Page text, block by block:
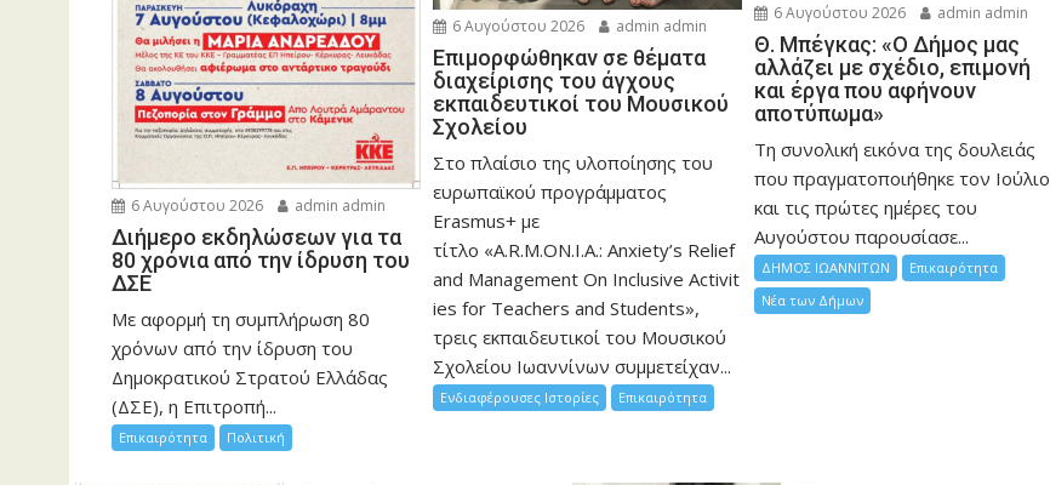
6 Αυγούστου 2026 admin admin
Διήμερο εκδηλώσεων για τα
80 χρόνια από την ίδρυση του
ΔΣΕ
Με αφορμή τη συμπλήρωση 80
χρόνων από την ίδρυση του
Δημοκρατικού Στρατού Ελλάδας
(ΔΣΕ), η Επιτροπή...
Επικαιρότητα Πολιτική
6 Αυγούστου 2026 admin admin
Eπιμορφώθηκαν σε θέματα
διαχείρισης του άγχους
εκπαιδευτικοί του Μουσικού
Σχολείου
Στο πλαίσιο της υλοποίησης του
ευρωπαϊκού προγράμματος
Erasmus+ με
τίτλο «A.R.M.ON.I.A.: Anxiety’s Relief
and Management On Inclusive Activit
ies for Teachers and Students»,
τρεις εκπαιδευτικοί του Μουσικού
Σχολείου Ιωαννίνων συμμετείχαν...
Ενδιαφέρουσες Ιστορίες Επικαιρότητα
6 Αυγούστου 2026 admin admin
Θ. Μπέγκας: «Ο Δήμος μας
αλλάζει με σχέδιο, επιμονή
και έργα που αφήνουν
αποτύπωμα»
Τη συνολική εικόνα της δουλειάς
που πραγματοποιήθηκε τον Ιούλιο
και τις πρώτες ημέρες του
Αυγούστου παρουσίασε...
ΔΗΜΟΣ ΙΩΑΝΝΙΤΩΝ
Επικαιρότητα
Νέα των Δήμων